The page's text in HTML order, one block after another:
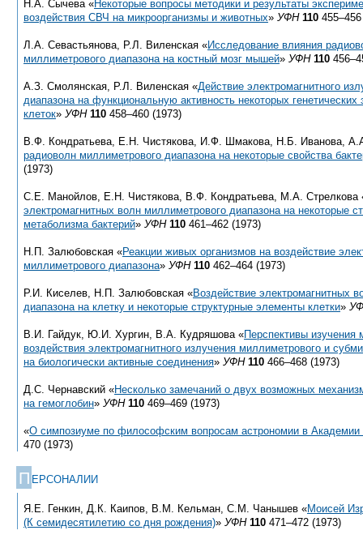
Н.А. Сычева «Некоторые вопросы методики и результаты
воздействия СВЧ на микроорганизмы и животных» УФН 110
Л.А. Севастьянова, Р.Л. Виленская «Исследование влияния
миллиметрового диапазона на костный мозг мышей» УФН 110
А.З. Смолянская, Р.Л. Виленская «Действие электромагнитного
диапазона на функциональную активность некоторых
клеток» УФН 110 458–460 (1973)
В.Ф. Кондратьева, Е.Н. Чистякова, И.Ф. Шмакова, Н.Б. Иванова,
радиоволн миллиметрового диапазона на некоторые свойства
(1973)
С.Е. Манойлов, Е.Н. Чистякова, В.Ф. Кондратьева, М.А. Стрелкова
электромагнитных волн миллиметрового диапазона на некоторые
метаболизма бактерий» УФН 110 461–462 (1973)
Н.П. Залюбовская «Реакции живых организмов на воздействие
миллиметрового диапазона» УФН 110 462–464 (1973)
Р.И. Киселев, Н.П. Залюбовская «Воздействие электромагнитных
диапазона на клетку и некоторые структурные элементы клетки»
В.И. Гайдук, Ю.И. Хургин, В.А. Кудряшова «Перспективы изучения
воздействия электромагнитного излучения миллиметрового и
на биологически активные соединения» УФН 110 466–468 (1973)
Д.С. Чернавский «Несколько замечаний о двух возможных
на гемоглобин» УФН 110 469–469 (1973)
«О симпозиуме по философским вопросам астрономии в
470 (1973)
П ЕРСОНАЛИИ
Я.Е. Генкин, Д.К. Каипов, В.М. Кельман, С.М. Чанышев «Моисей
(К семидесятилетию со дня рождения)» УФН 110 471–472 (1973)